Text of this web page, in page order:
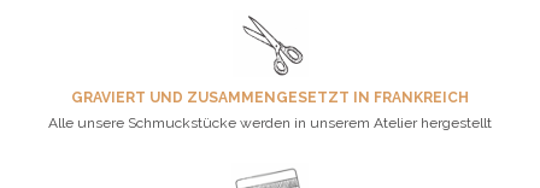
GRAVIERT UND ZUSAMMENGESETZT IN FRANKREICH
Alle unsere Schmuckstücke werden in unserem Atelier hergestellt